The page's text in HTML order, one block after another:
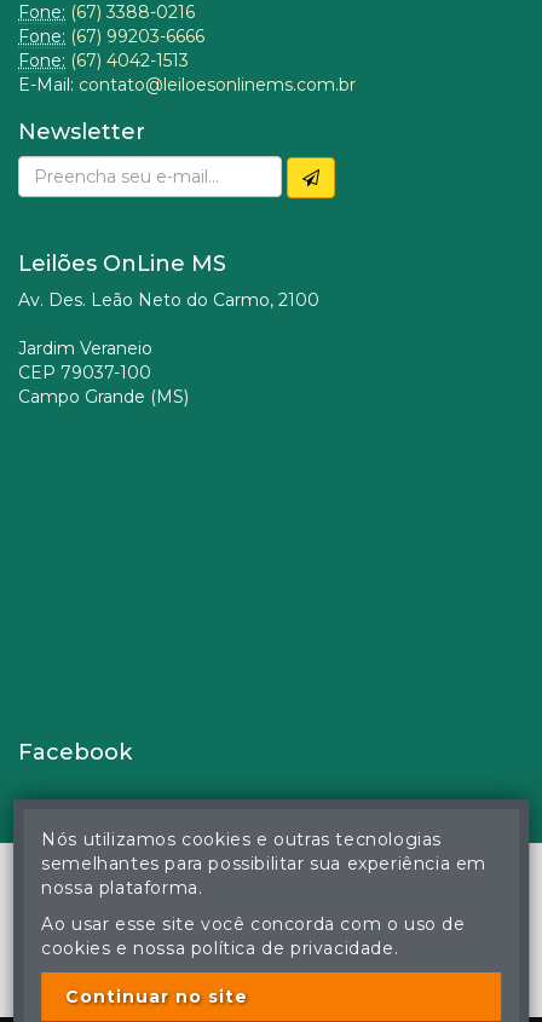
Fone: (67) 3388-0216
Fone: (67) 99203-6666
Fone: (67) 4042-1513
E-Mail: contato@leiloesonlinems.com.br
Newsletter
Leilões OnLine MS
Av. Des. Leão Neto do Carmo, 2100
Jardim Veraneio
CEP 79037-100
Campo Grande (MS)
Facebook
© Gustavo Correa Pereira da Silva - Leiloeiro Público Oficial -
Matrícula nº 26 JUCEMS - Todos os direitos reservados
A cópia ou reprodução não autorizada do conteúdo deste site
poderá acarretar em penas previstas em lei.
Nós utilizamos cookies e outras tecnologias
semelhantes para possibilitar sua experiência em
nossa plataforma.
Ao usar esse site você concorda com o uso de
cookies e nossa política de privacidade.
Continuar no site